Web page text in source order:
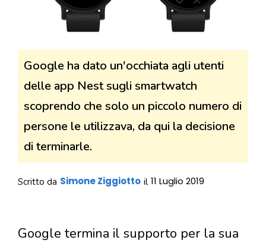
Google ha dato un'occhiata agli utenti
delle app Nest sugli smartwatch
scoprendo che solo un piccolo numero di
persone le utilizzava, da qui la decisione
di terminarle.
Scritto da Simone Ziggiotto il 11 Luglio 2019
Google termina il supporto per la sua